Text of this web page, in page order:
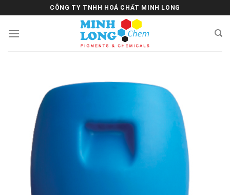
to
content
CÔNG TY TNHH HOÁ CHẤT MINH LONG